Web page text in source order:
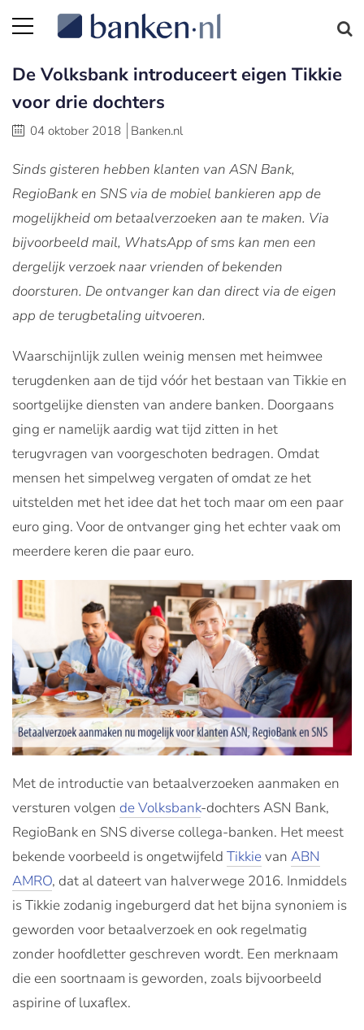
De Volksbank introduceert eigen Tikkie
voor drie dochters
04 oktober 2018 Banken.nl
Sinds gisteren hebben klanten van ASN Bank,
RegioBank en SNS via de mobiel bankieren app de
mogelijkheid om betaalverzoeken aan te maken. Via
bijvoorbeeld mail, WhatsApp of sms kan men een
dergelijk verzoek naar vrienden of bekenden
doorsturen. De ontvanger kan dan direct via de eigen
app de terugbetaling uitvoeren.
Waarschijnlijk zullen weinig mensen met heimwee
terugdenken aan de tijd vóór het bestaan van Tikkie en
soortgelijke diensten van andere banken. Doorgaans
ging er namelijk aardig wat tijd zitten in het
terugvragen van voorgeschoten bedragen. Omdat
mensen het simpelweg vergaten of omdat ze het
uitstelden met het idee dat het toch maar om een paar
euro ging. Voor de ontvanger ging het echter vaak om
meerdere keren die paar euro.
Met de introductie van betaalverzoeken aanmaken en
versturen volgen de Volksbank-dochters ASN Bank,
RegioBank en SNS diverse collega-banken. Het meest
bekende voorbeeld is ongetwijfeld Tikkievan ABN
AMRO, dat al dateert van halverwege 2016. Inmiddels
is Tikkie zodanig ingeburgerd dat het bijna synoniem is
geworden voor betaalverzoek en ook regelmatig
zonder hoofdletter geschreven wordt. Een merknaam
die een soortnaam is geworden, zoals bijvoorbeeld
aspirine of luxaflex.